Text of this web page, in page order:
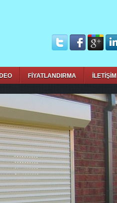
FİYATLANDIRMA İLETİŞİM